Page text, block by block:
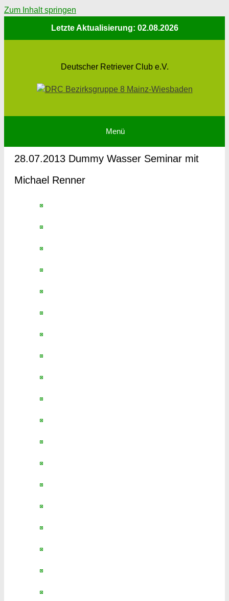
Zum Inhalt springen
Letzte Aktualisierung: 02.08.2026
Deutscher Retriever Club e.V.
Menü
28.07.2013 Dummy Wasser Seminar mit
Michael Renner